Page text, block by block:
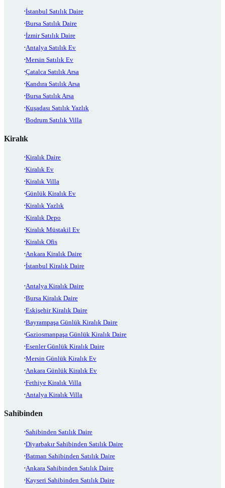
İstanbul Satılık Daire
Bursa Satılık Daire
İzmir Satılık Daire
Antalya Satılık Ev
Mersin Satılık Ev
Çatalca Satılık Arsa
Kandıra Satılık Arsa
Bursa Satılık Arsa
Kuşadası Satılık Yazlık
Bodrum Satılık Villa
Kiralık
Kiralık Daire
Kiralık Ev
Kiralık Villa
Günlük Kiralık Ev
Kiralık Yazlık
Kiralık Depo
Kiralık Müstakil Ev
Kiralık Ofis
Ankara Kiralık Daire
İstanbul Kiralık Daire
Antalya Kiralık Daire
Bursa Kiralık Daire
Eskişehir Kiralık Daire
Bayrampaşa Günlük Kiralık Daire
Gaziosmanpaşa Günlük Kiralık Daire
Esenler Günlük Kiralık Daire
Mersin Günlük Kiralık Ev
Ankara Günlük Kiralık Ev
Fethiye Kiralık Villa
Antalya Kiralık Villa
Sahibinden
Sahibinden Satılık Daire
Diyarbakır Sahibinden Satılık Daire
Batman Sahibinden Satılık Daire
Ankara Sahibinden Satılık Daire
Kayseri Sahibinden Satılık Daire